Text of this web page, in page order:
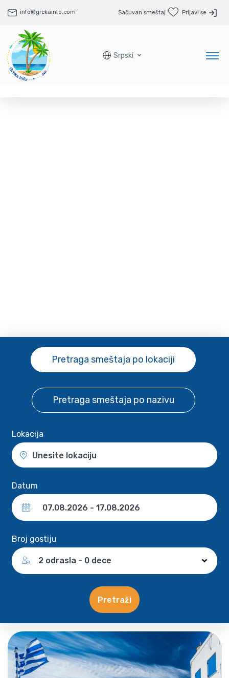
info@grckainfo.com Sačuvan smeštaj Prijavi se
Srpski
Pretraga smeštaja po lokaciji
Pretraga smeštaja po nazivu
Lokacija
Unesite lokaciju
Datum
Broj gostiju
2 odrasla - 0 dece
Pretraži